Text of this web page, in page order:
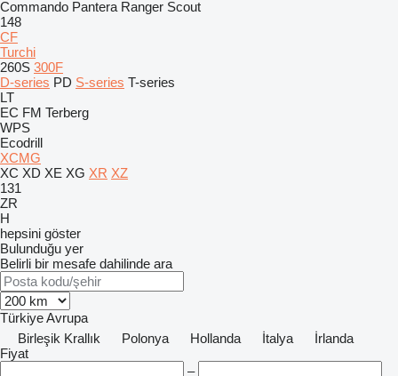
Commando Pantera Ranger Scout
148
CF
Turchi
260S 300F
D-series PD S-series T-series
LT
EC FM Terberg
WPS
Ecodrill
XCMG
XC XD XE XG XR XZ
131
ZR
H
hepsini göster
Bulunduğu yer
Belirli bir mesafe dahilinde ara
TürkiyeAvrupa
Birleşik Krallık
Polonya Hollanda İtalya
İrlanda
Fiyat
–